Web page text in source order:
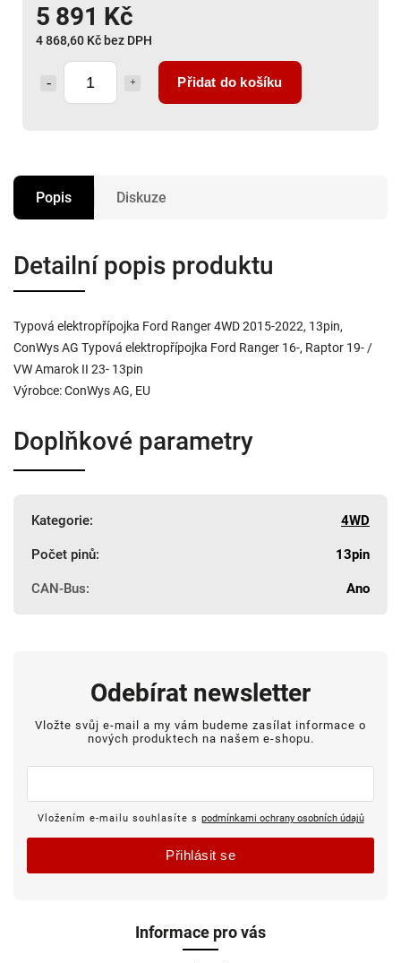
5 891 Kč
4 868,60 Kč bez DPH
Přidat do košíku
Popis Diskuze
Detailní popis produktu
Typová elektropřípojka Ford Ranger 4WD 2015-2022, 13pin,
ConWys AG Typová elektropřípojka Ford Ranger 16-, Raptor 19- /
VW Amarok II 23- 13pin
Výrobce: ConWys AG, EU
Doplňkové parametry
Kategorie: 4WD
Počet pinů: 13pin
CAN-Bus: Ano
Informace pro vás
Odebírat newsletter
Vložte svůj e-mail a my vám budeme zasílat informace o
nových produktech na našem e-shopu.
Vložením e-mailu souhlasíte s podmínkami ochrany osobních údajů
Přihlásit se